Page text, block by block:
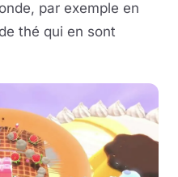
par exemple en
thé qui en sont